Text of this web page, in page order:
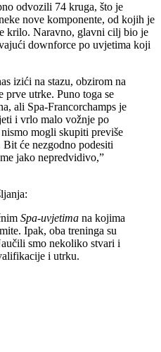
odvozili 74 kruga, što je
nove komponente, od kojih je
krilo. Naravno, glavni cilj bio je
downforce po uvjetima koji
izići na stazu, obzirom na
prve utrke. Puno toga se
ali Spa-Francorchamps je
i vrlo malo vožnje po
mogli skupiti previše
Bit će nezgodno podesiti
jako nepredvidivo,”
Spa-uvjetima na kojima
Ipak, oba treninga su
smo nekoliko stvari i
i utrku.